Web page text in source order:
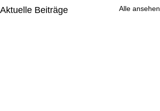
Aktuelle Beiträge Alle ansehen